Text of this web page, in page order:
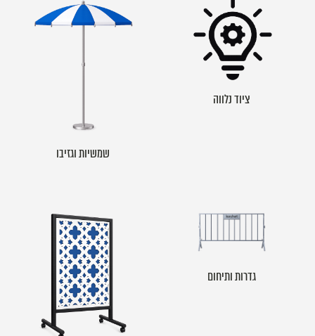
ציוד נלווה
שמשיות וגזיבו
גדרות ותיחום